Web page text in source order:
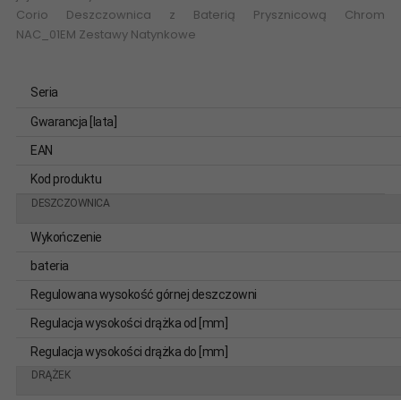
Corio
Deszczownica z Baterią Prysznicową Chrom
NAC_01EM Zestawy Natynkowe
Seria
Gwarancja [lata]
EAN
Kod produktu
DESZCZOWNICA
Wykończenie
bateria
Regulowana wysokość górnej deszczowni
Regulacja wysokości drążka od [mm]
Regulacja wysokości drążka do [mm]
DRĄŻEK